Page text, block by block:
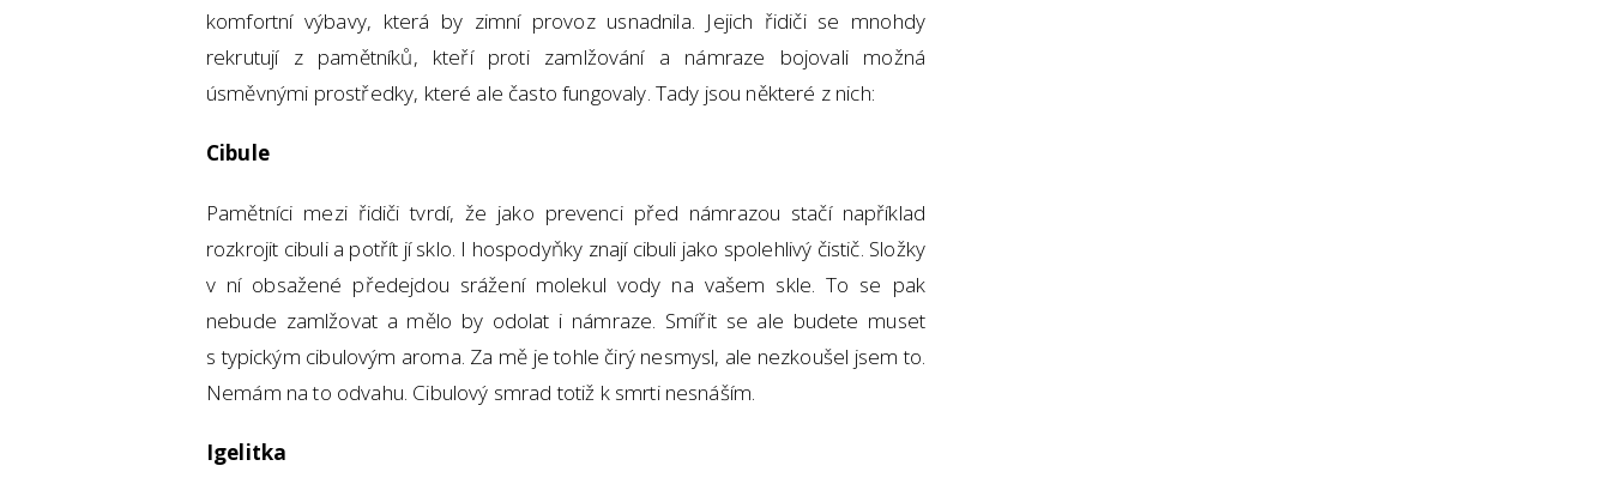
komfortní výbavy, která by zimní provoz usnadnila. Jejich řidiči se mnohdy
rekrutují z pamětníků, kteří proti zamlžování a námraze bojovali možná
úsměvnými prostředky, které ale často fungovaly. Tady jsou některé z nich:
Cibule
Pamětníci mezi řidiči tvrdí, že jako prevenci před námrazou stačí například
rozkrojit cibuli a potřít jí sklo. I hospodyňky znají cibuli jako spolehlivý čistič. Složky
v ní obsažené předejdou srážení molekul vody na vašem skle. To se pak
nebude zamlžovat a mělo by odolat i námraze. Smířit se ale budete muset
s typickým cibulovým aroma. Za mě je tohle čirý nesmysl, ale nezkoušel jsem to.
Nemám na to odvahu. Cibulový smrad totiž k smrti nesnáším.
Igelitka